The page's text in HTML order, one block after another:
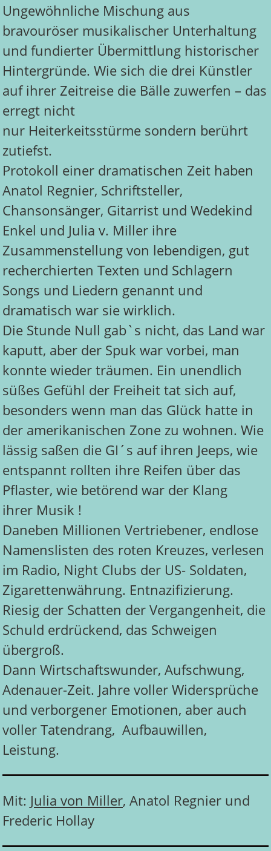
Ungewöhnliche Mischung aus
bravouröser musikalischer Unterhaltung
und fundierter Übermittlung historischer
Hintergründe. Wie sich die drei Künstler
auf ihrer Zeitreise die Bälle zuwerfen – das
erregt nicht
nur Heiterkeitsstürme sondern berührt
zutiefst.
Protokoll einer dramatischen Zeit haben
Anatol Regnier, Schriftsteller,
Chansonsänger, Gitarrist und Wedekind
Enkel und Julia v. Miller ihre
Zusammenstellung von lebendigen, gut
recherchierten Texten und Schlagern
Songs und Liedern genannt und
dramatisch war sie wirklich.
Die Stunde Null gab`s nicht, das Land war
kaputt, aber der Spuk war vorbei, man
konnte wieder träumen. Ein unendlich
süßes Gefühl der Freiheit tat sich auf,
besonders wenn man das Glück hatte in
der amerikanischen Zone zu wohnen. Wie
lässig saßen die GI´s auf ihren Jeeps, wie
entspannt rollten ihre Reifen über das
Pflaster, wie betörend war der Klang
ihrer Musik !
Daneben Millionen Vertriebener, endlose
Namenslisten des roten Kreuzes, verlesen
im Radio, Night Clubs der US- Soldaten,
Zigarettenwährung. Entnazifizierung.
Riesig der Schatten der Vergangenheit, die
Schuld erdrückend, das Schweigen
übergroß.
Dann Wirtschaftswunder, Aufschwung,
Adenauer-Zeit. Jahre voller Widersprüche
und verborgener Emotionen, aber auch
voller Tatendrang, Aufbauwillen,
Leistung.
Mit: Julia von Miller, Anatol Regnier und
Frederic Hollay